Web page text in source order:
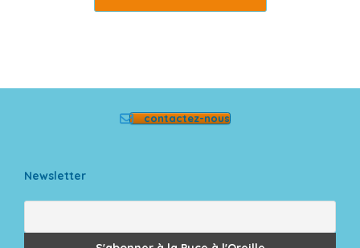
contactez-nous
Newsletter